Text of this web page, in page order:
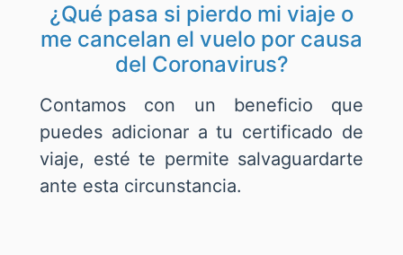
¿Qué pasa si pierdo mi viaje o
me cancelan el vuelo por causa
del Coronavirus?
Contamos con un beneficio que
puedes adicionar a tu certificado de
viaje, esté te permite salvaguardarte
ante esta circunstancia.